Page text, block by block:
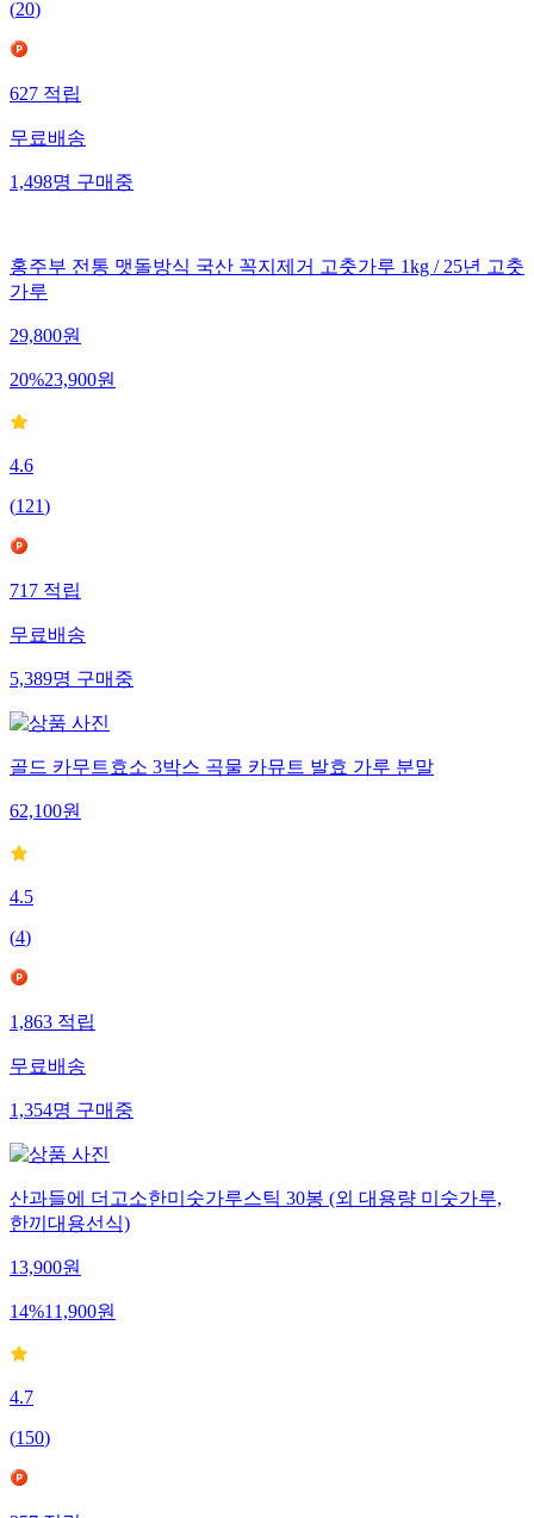
(20)
627적립
무료배송
1,498명구매중
홍주부 전통 맷돌방식 국산 꼭지제거 고춧가루 1kg / 25년 고춧
가루
29,800원
20%23,900원
4.6
(121)
717적립
무료배송
5,389명구매중
골드 카무트효소 3박스 곡물 카뮤트 발효 가루 분말
62,100원
4.5
(4)
1,863적립
무료배송
1,354명구매중
산과들에 더고소한미숫가루스틱 30봉 (외 대용량 미숫가루,
한끼대용선식)
13,900원
14%11,900원
4.7
(150)